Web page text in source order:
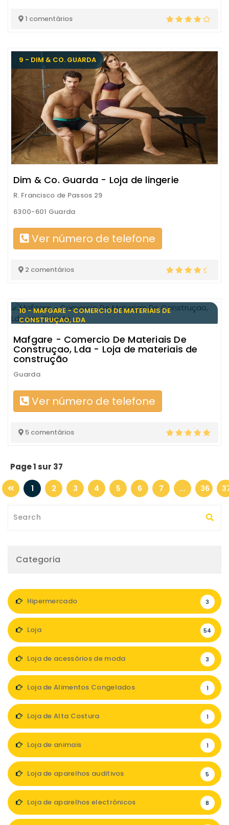
1 comentários
9 - DIM & CO. GUARDA
Dim & Co. Guarda - Loja de lingerie
R. Francisco de Passos 29
6300-601 Guarda
Ver número de telefone
2 comentários
10 - MAFGARE - COMERCIO DE MATERIAIS DE
CONSTRUÇAO, LDA
Mafgare - Comercio De Materiais De
Construçao, Lda - Loja de materiais de
construção
Guarda
Ver número de telefone
5 comentários
Page 1 sur 37
1 2 3 4 5 6 7 ... 36
Categoria
Hipermercado 3
Loja 54
Loja de acessórios de moda 3
Loja de Alimentos Congelados 1
Loja de Alta Costura 1
Loja de animais 1
Loja de aparelhos auditivos 5
Loja de aparelhos electrónicos 8